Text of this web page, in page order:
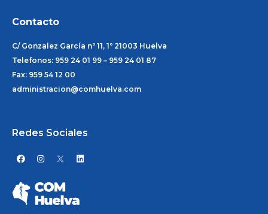
Contacto
C/ Gonzalez García nº 11, 1º 21003 Huelva
Telefonos: 959 24 01 99 – 959 24 01 87
Fax: 959 54 12 00
administracion@comhuelva.com
Redes Sociales
F
a
e
b
o
o
I
n
a
g
r
L
i
i